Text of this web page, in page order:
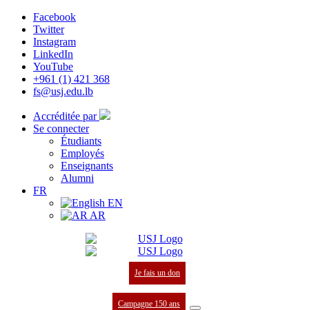
Facebook
Twitter
Instagram
LinkedIn
YouTube
+961 (1) 421 368
fs@usj.edu.lb
Accréditée par
Se connecter
Étudiants
Employés
Enseignants
Alumni
FR
EN
AR
Je fais un don
Campagne 150 ans